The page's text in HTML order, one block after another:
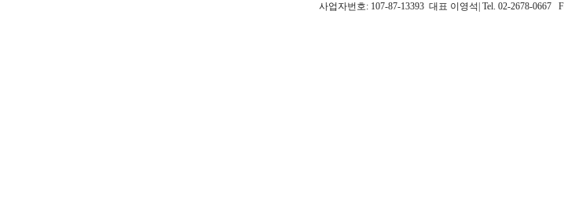
사업자번호: 107-87-13393 대표 이영석| Tel. 02-2678-0667